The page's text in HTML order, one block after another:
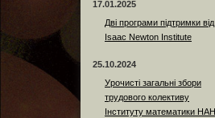
17.01.2025
Дві програми підтримки від
Isaac Newton Institute
25.10.2024
Урочисті загальні збори
трудового колективу
Інституту математики НАН